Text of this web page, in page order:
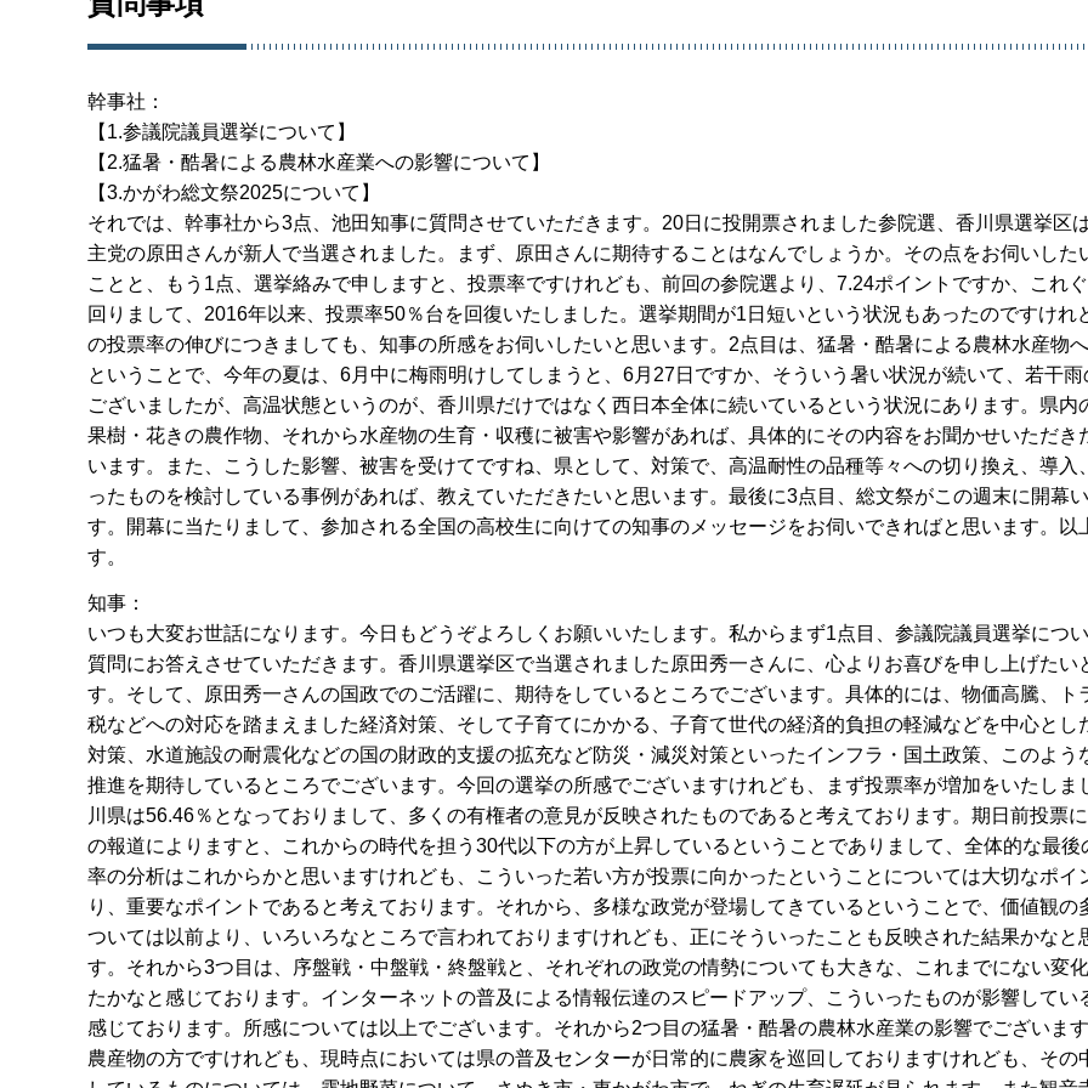
幹事社：
【1.参議院議員選挙について】
【2.猛暑・酷暑による農林水産業への影響について】
【3.かがわ総文祭2025について】
それでは、幹事社から3点、池田知事に質問させていただきます。20日に投開票されました参院選、香川県選挙区
主党の原田さんが新人で当選されました。まず、原田さんに期待することはなんでしょうか。その点をお伺いした
ことと、もう1点、選挙絡みで申しますと、投票率ですけれども、前回の参院選より、7.24ポイントですか、これ
回りまして、2016年以来、投票率50％台を回復いたしました。選挙期間が1日短いという状況もあったのですけれ
の投票率の伸びにつきましても、知事の所感をお伺いしたいと思います。2点目は、猛暑・酷暑による農林水産物
ということで、今年の夏は、6月中に梅雨明けしてしまうと、6月27日ですか、そういう暑い状況が続いて、若干雨
ございましたが、高温状態というのが、香川県だけではなく西日本全体に続いているという状況にあります。県内
果樹・花きの農作物、それから水産物の生育・収穫に被害や影響があれば、具体的にその内容をお聞かせいただき
います。また、こうした影響、被害を受けてですね、県として、対策で、高温耐性の品種等々への切り換え、導入
ったものを検討している事例があれば、教えていただきたいと思います。最後に3点目、総文祭がこの週末に開幕
す。開幕に当たりまして、参加される全国の高校生に向けての知事のメッセージをお伺いできればと思います。以
す。
知事：
いつも大変お世話になります。今日もどうぞよろしくお願いいたします。私からまず1点目、参議院議員選挙につ
質問にお答えさせていただきます。香川県選挙区で当選されました原田秀一さんに、心よりお喜びを申し上げたい
す。そして、原田秀一さんの国政でのご活躍に、期待をしているところでございます。具体的には、物価高騰、ト
税などへの対応を踏まえました経済対策、そして子育てにかかる、子育て世代の経済的負担の軽減などを中心とし
対策、水道施設の耐震化などの国の財政的支援の拡充など防災・減災対策といったインフラ・国土政策、このよう
推進を期待しているところでございます。今回の選挙の所感でございますけれども、まず投票率が増加をいたしま
川県は56.46％となっておりまして、多くの有権者の意見が反映されたものであると考えております。期日前投票
の報道によりますと、これからの時代を担う30代以下の方が上昇しているということでありまして、全体的な最後
率の分析はこれからかと思いますけれども、こういった若い方が投票に向かったということについては大切なポイ
り、重要なポイントであると考えております。それから、多様な政党が登場してきているということで、価値観の
ついては以前より、いろいろなところで言われておりますけれども、正にそういったことも反映された結果かなと
す。それから3つ目は、序盤戦・中盤戦・終盤戦と、それぞれの政党の情勢についても大きな、これまでにない変
たかなと感じております。インターネットの普及による情報伝達のスピードアップ、こういったものが影響してい
感じております。所感については以上でございます。それから2つ目の猛暑・酷暑の農林水産業の影響でございま
農産物の方ですけれども、現時点においては県の普及センターが日常的に農家を巡回しておりますけれども、その